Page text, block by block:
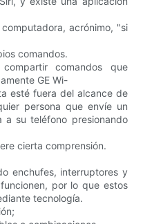
acrónimo, "si
comandos.
comandos que
GE Wi-
esté fuera del alcance de
persona que envíe un
su teléfono presionando
cierta comprensión.
enchufes, interruptores y
por lo que estos
tecnología.